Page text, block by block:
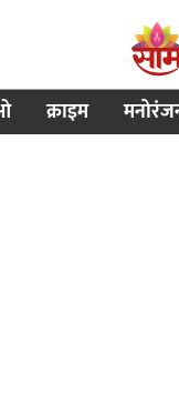
क्राइम